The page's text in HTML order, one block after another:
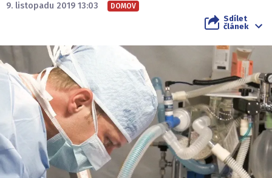
9. listopadu 2019 13:03
DOMOV
Sdílet
článek